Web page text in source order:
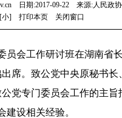
日期:2017-09-22 来源:人民政
小] 打印本页 关闭窗口
员会工作研讨班在湖南省
席。致公党中央原秘书
党专门委员会工作的主
设相关经验。